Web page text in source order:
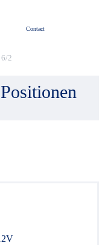
Contact
2